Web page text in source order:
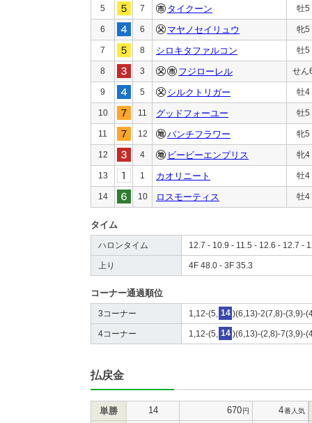
5 7 タイクーン 牡5
6 6 マヤノセイリュウ 牝5
7 8 シロキタファルコン 牡5
8 3 フジローレル せん
9 5 シルクトリガー 牡4
10 11 グッドフォーユー 牡5
11 12 バンチフラワー 牝5
12 4 ビービーエンプリス 牝4
13 1 カオリニート 牡4
14 10 ロスモーティス 牡4
タイム
ハロンタイム 12.7 - 10.9 - 11.5 - 12.6 - 12.7 -
上り 4F 48.0 - 3F 35.3
コーナー通過順位
3コーナー 1,12-(5, 14 )(6,13)-2(7,8)-(3,9)-
4コーナー 1,12-(5, 14 )(6,13)-(2,8)-7(3,9)-
払戻金
単勝 14 670円 4番人気